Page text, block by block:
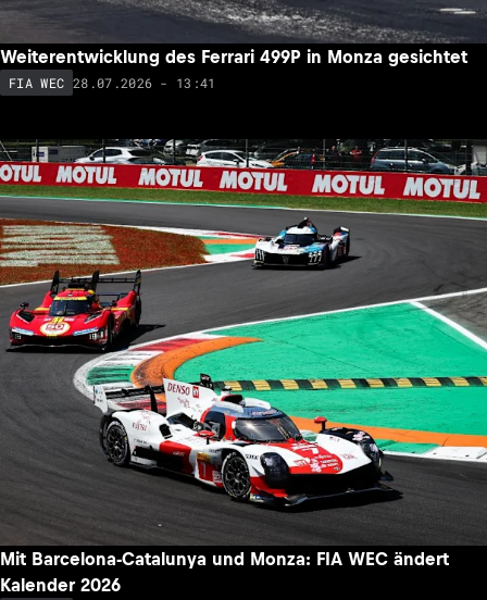
Weiterentwicklung des Ferrari 499P in Monza gesichtet
FIA WEC 28.07.2026 - 13:41
Mit Barcelona-Catalunya und Monza: FIA WEC ändert
Kalender 2026